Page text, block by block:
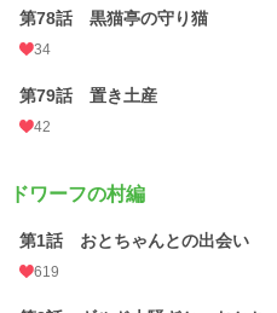
第78話 黒猫亭の守り猫
34
第79話 置き土産
42
ドワーフの村編
第1話 おとちゃんとの出会い
619